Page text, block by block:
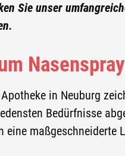
Sie unser
Apotheke in Neuburg
Bedürfnisse
eine maßgeschneiderte
SODBRENNEN